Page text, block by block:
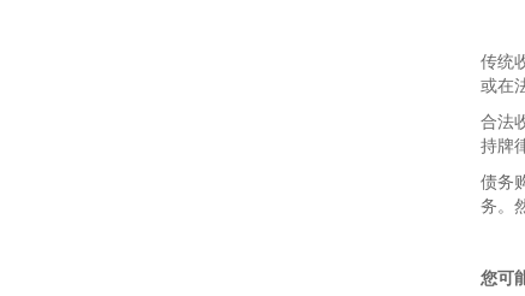
传统
或在
合法
持牌
债务
务。
您可